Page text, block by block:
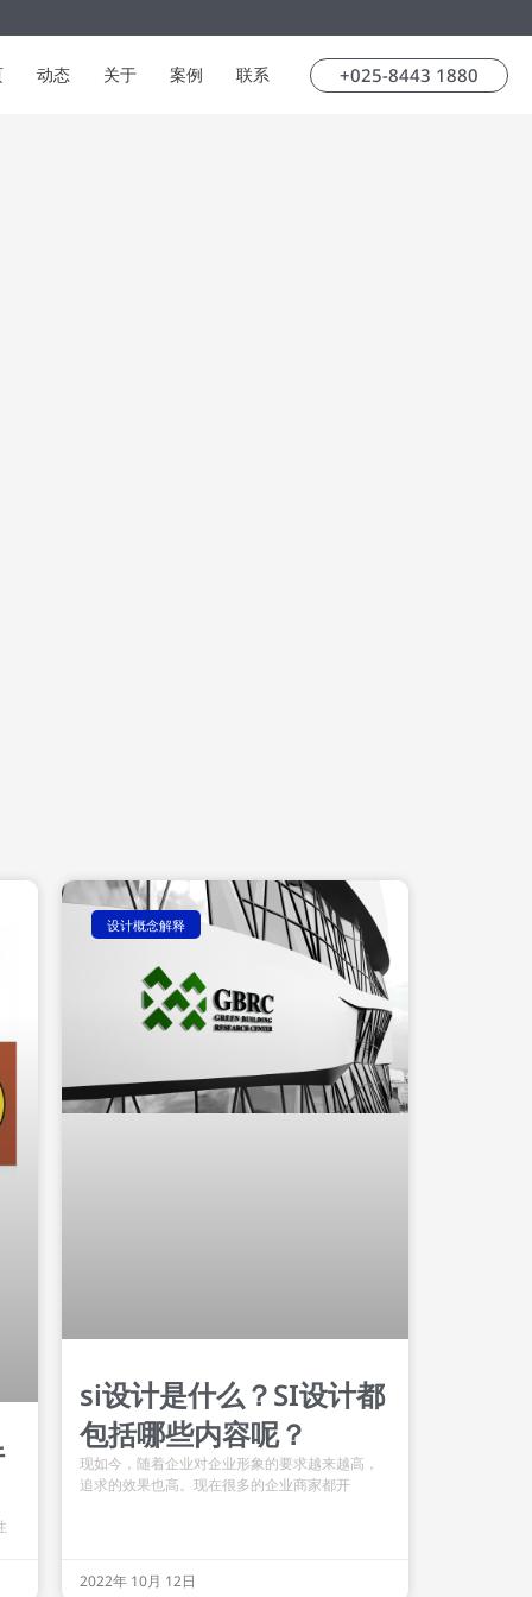
动态 关于 案例 联系 +025-8443 1880
设计概念解释
si设计是什么？SI设计都
包括哪些内容呢？
现如今，随着企业对企业形象的要求越来越高，
追求的效果也高。现在很多的企业商家都开
2022年 10月 12日